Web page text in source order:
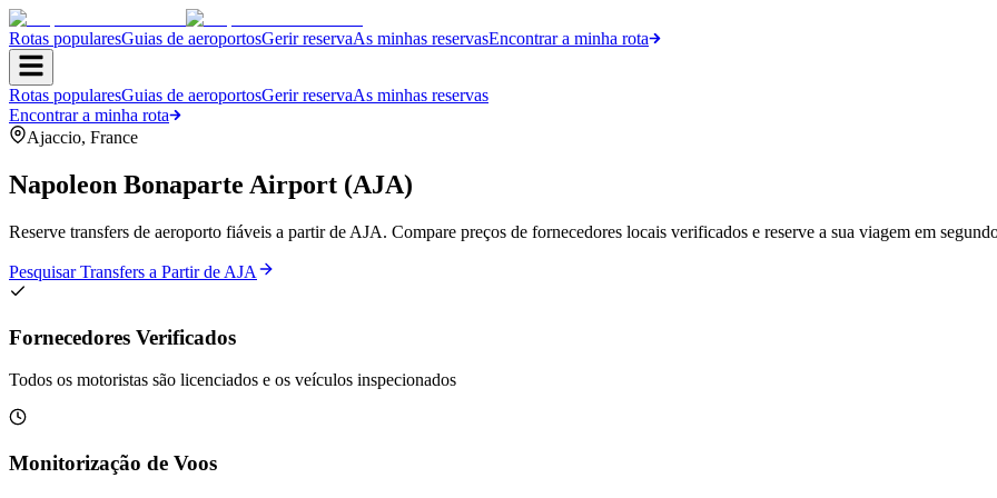
Rotas popularesGuias de aeroportosGerir reservaAs minhas reservasEncontrar a minha rota
Rotas popularesGuias de aeroportosGerir reservaAs minhas reservas
Encontrar a minha rota
Ajaccio, France
Napoleon Bonaparte Airport (AJA)
Reserve transfers de aeroporto fiáveis a partir de AJA. Compare preços de fornecedores locais verificados e reserve a sua viagem em
Pesquisar Transfers a Partir de AJA
Fornecedores Verificados
Todos os motoristas são licenciados e os veículos inspecionados
Monitorização de Voos